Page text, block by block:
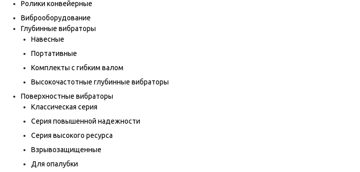
Ролики конвейерные
Виброоборудование
Глубинные вибраторы
Навесные
Портативные
Комплекты с гибким валом
Высокочастотные глубинные вибраторы
Поверхностные вибраторы
Классическая серия
Серия повышенной надежности
Серия высокого ресурса
Взрывозащищенные
Для опалубки